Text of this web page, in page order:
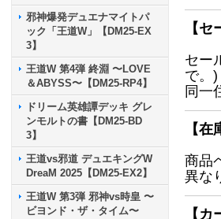
邪神爆発デュエナマイトパ
ック「王道W」【DM25-EX
3】
王道W 第4弾 終淵 〜LOVE
＆ABYSS〜【DM25-RP4】
ドリーム英雄譚デッキ グレ
ンモルトの書【DM25-BD
3】
王道vs邪道 デュエキングW
DreaM 2025【DM25-EX2】
王道W 第3弾 邪神vs時皇 〜
ビヨンド・ザ・タイム〜
【
セー
で。)
同一
【
商品
異な
【